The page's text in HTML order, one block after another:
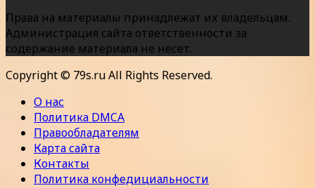
Права на материалы принадлежат их владельцам.
Администрация сайта ответственности за
содержание материала не несет.
Copyright © 79s.ru All Rights Reserved.
О нас
Политика DMCA
Правообладателям
Карта сайта
Контакты
Политика конфедициальности